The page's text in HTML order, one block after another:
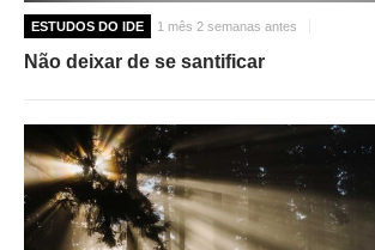
ESTUDOS DO IDE 1 mês 2 semanas antes
Não deixar de se santificar